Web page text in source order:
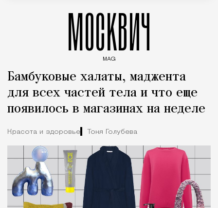
МОСКВИЧ
MAG
Бамбуковые халаты, маджента
для всех частей тела и что еще
появилось в магазинах на неделе
Красота и здоровье Тоня Голубева